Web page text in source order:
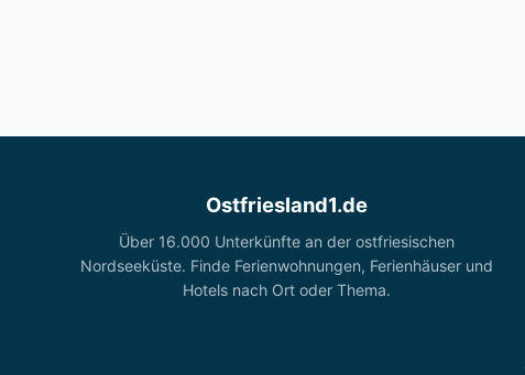
Ostfriesland1.de
Über 16.000 Unterkünfte an der ostfriesischen
Nordseeküste. Finde Ferienwohnungen, Ferienhäuser und
Hotels nach Ort oder Thema.